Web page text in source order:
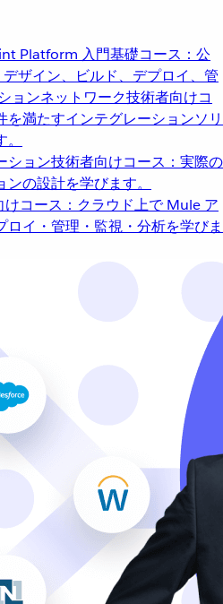
Platform 入門基礎コース：公
ザイン、ビルド、デプロイ、管
ョンネットワーク技術者向けコ
満たすインテグレーションソリ
ション技術者向けコース：実際の
の設計を学びます。
けコース：クラウド上で Mule ア
イ・管理・監視・分析を学びま